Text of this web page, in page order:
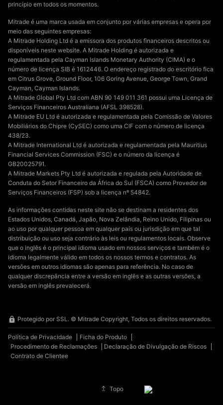
princípio em todos os momentos.
Mitrade é uma marca usada em conjunto por várias empresas e opera por
meio das seguintes empresas:
A Mitrade Holding Ltd é a emissora dos produtos financeiros descritos ou
disponíveis neste website. A Mitrade Holding é autorizada e
regulamentada pela Cayman Islands Monetary Authority (CIMA) e o
número de licença SIB é 1612446. O endereço registrado do escritório fica
em Citrus Grove, Ground Floor, 106 Goring Avenue, George Town, Grand
Cayman, Cayman Islands.
A Mitrade Global Pty Ltd com ABN 90 149 011 361 possui uma Licença de
Serviços Financeiros Australiana (AFSL 398528).
A Mitrade EU Ltd é autorizada e regulamentada pela Comissão de Valores
Mobiliários do Chipre (CySEC) como uma CIF com o número de licença
438/23.
A Mitrade International Ltd é autorizada e regulamentada pela Mauritius
Financial Services Commission (FSC) e o número da licença é
GB20025791.
A Mitrade Markets Pty Ltd é autorizada e regulada pela Autoridade de
Conduta do Setor Financeiro da África do Sul (FSCA) como Provedor de
Serviços Financeiros (FSP) sob a licença nº 54842.
As informações contidas neste site não se destinam a residentes dos
Estados Unidos, Canadá, Japão, Nova Zelândia, Reino Unido, Filipinas ou
ao uso por qualquer pessoa em qualquer país ou jurisdição em que tal
distribuição ou uso seja contrário às leis ou regulamentos locais. Observe
que o inglês é o principal idioma usado em nossos serviços e também é o
idioma legalmente válido em todos os nossos termos e contratos. As
versões em outros idiomas são apenas para referência. No caso de
qualquer discrepância entre a versão em inglês e as outras versões, a
versão em inglês prevalecerá.
Protegido por SSL. © Mitrade Copyright, Todos os direitos reservados.
Política de Privacidade
Ficha do Produto
Procedimento de Reclamações
Declaração de Divulgação de Riscos
Contrato de Clientee
Topo